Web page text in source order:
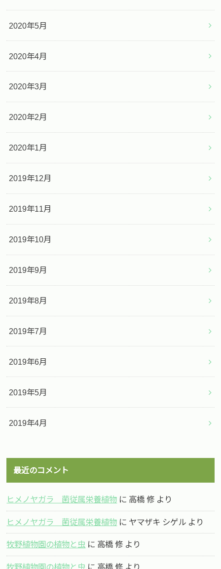
2020年5月
2020年4月
2020年3月
2020年2月
2020年1月
2019年12月
2019年11月
2019年10月
2019年9月
2019年8月
2019年7月
2019年6月
2019年5月
2019年4月
最近のコメント
ヒメノヤガラ 菌従属栄養植物 に 高橋 修 より
ヒメノヤガラ 菌従属栄養植物 に ヤマザキ シゲル より
牧野植物園の植物と虫 に 高橋 修 より
牧野植物園の植物と虫 に 高橋 修 より